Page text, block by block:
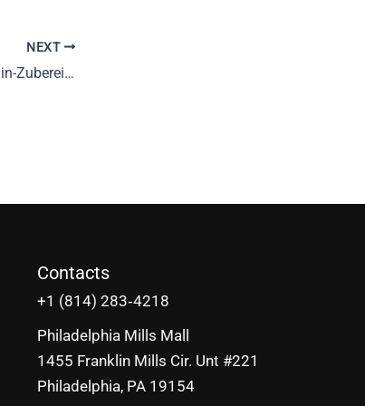
NEXT
Sibutramine und der Insulin-Zubereitungszyklus: Ein umfassender Leitfaden
Contacts
‪+1 (814) 283‑4218
Philadelphia Mills Mall
1455 Franklin Mills Cir. Unt #221
Philadelphia, PA 19154